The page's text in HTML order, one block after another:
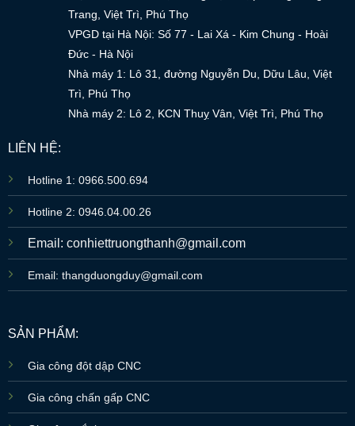
Trang, Việt Trì, Phú Thọ
VPGD tại Hà Nội: Số 77 - Lai Xá - Kim Chung - Hoài
Đức - Hà Nội
Nhà máy 1: Lô 31, đường Nguyễn Du, Dữu Lâu, Việt
Trì, Phú Thọ
Nhà máy 2: Lô 2, KCN Thuỵ Vân, Việt Trì, Phú Thọ
LIÊN HỆ:
Hotline 1: 0966.500.694
Hotline 2: 0946.04.00.26
Email: conhiettruongthanh@gmail.com
Email: thangduongduy@gmail.com
SẢN PHẨM:
Gia công đột dập CNC
Gia công chấn gấp CNC